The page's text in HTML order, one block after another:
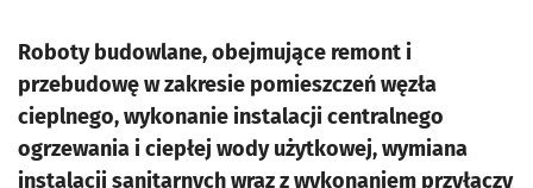
Roboty budowlane, obejmujące remont i
przebudowę w zakresie pomieszczeń węzła
cieplnego, wykonanie instalacji centralnego
ogrzewania i ciepłej wody użytkowej, wymiana
instalacji sanitarnych wraz z wykonaniem przyłączy